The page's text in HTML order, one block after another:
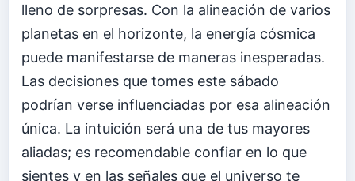
lleno de sorpresas. Con la alineación de varios
planetas en el horizonte, la energía cósmica
puede manifestarse de maneras inesperadas.
Las decisiones que tomes este sábado
podrían verse influenciadas por esa alineación
única. La intuición será una de tus mayores
aliadas; es recomendable confiar en lo que
sientes y en las señales que el universo te